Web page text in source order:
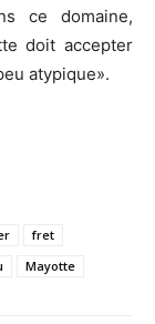
ce domaine,
doit accepter
atypique».
fret
Mayotte